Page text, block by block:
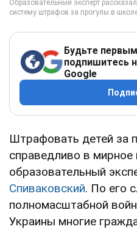
Будьте
подпишитесь
Google
Штрафовать детей за
справедливо в мирное
образовательный
Спиваковский. По его
полномасштабной
Украины многие